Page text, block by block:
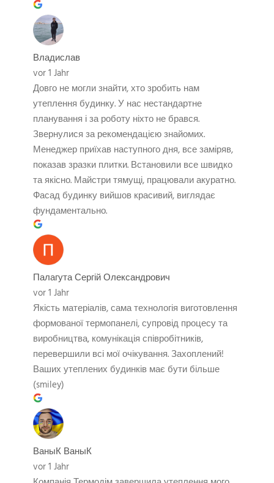
Владислав
vor 1 Jahr
Довго не могли знайти, хто зробить нам
утеплення будинку. У нас нестандартне
планування і за роботу ніхто не брався.
Звернулися за рекомендацією знайомих.
Менеджер приїхав наступного дня, все заміряв,
показав зразки плитки. Встановили все швидко
та якісно. Майстри тямущі, працювали акуратно.
Фасад будинку вийшов красивий, виглядає
фундаментально.
Палагута Сергій Олександрович
vor 1 Jahr
Якість матеріалів, сама технологія виготовлення
формованої термопанелі, супровід процесу та
виробництва, комунікація співробітників,
перевершили всі мої очікування. Захоплений!
Ваших утеплених будинків має бути більше
(smiley)
ВаныК ВаныК
vor 1 Jahr